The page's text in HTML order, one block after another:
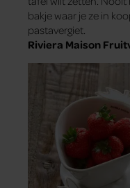
bakje waar je ze in
pastavergiet.
Riviera Maison